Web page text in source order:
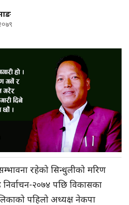
रहेको सिन्धुलीको मरिण
२०७४ पछि विकासका
पहिलो अध्यक्ष नेकपा